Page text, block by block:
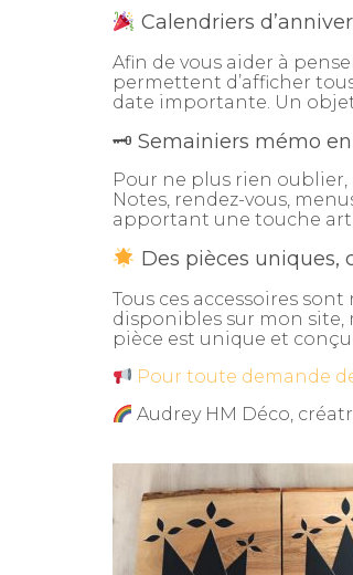
Calendriers
Afin de vous aider à
permettent d’afficher
date importante. Un
🗝 Semainiers mémo
Pour ne plus rien
Notes, rendez-vous,
apportant une touche
Des pièces uniques,
Tous ces accessoires
disponibles sur mon site,
pièce est unique et
Pour toute demande
Audrey HM Déco,